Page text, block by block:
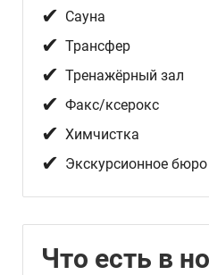
✔ Сауна
✔ Трансфер
✔ Тренажёрный зал
✔ Факс/ксерокc
✔ Химчистка
✔ Экскурсионное бюро
Что есть в